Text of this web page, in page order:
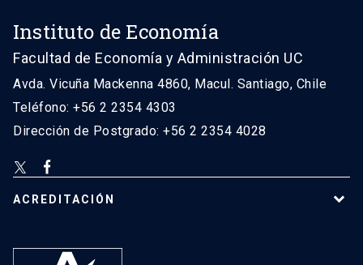
Instituto de Economía
Facultad de Economía y Administración UC
Avda. Vicuña Mackenna 4860, Macul. Santiago, Chile
Teléfono: +56 2 2354 4303
Dirección de Postgrado: +56 2 2354 4028
ACREDITACIÓN